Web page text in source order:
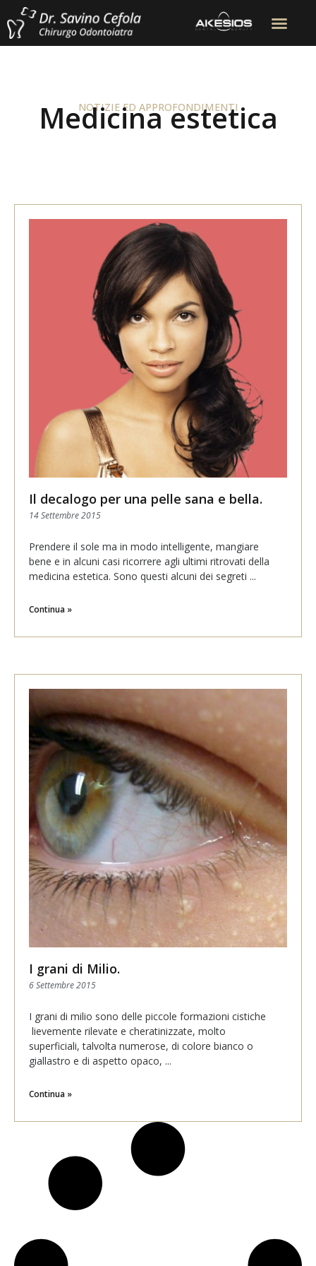
NOTIZIE ED APPROFONDIMENTI
Medicina estetica
Il decalogo per una pelle sana e bella.
14 Settembre 2015
Prendere il sole ma in modo intelligente, mangiare
bene e in alcuni casi ricorrere agli ultimi ritrovati della
medicina estetica. Sono questi alcuni dei segreti
Continua »
I grani di Milio.
6 Settembre 2015
I grani di milio sono delle piccole formazioni cistiche
lievemente rilevate e cheratinizzate, molto
superficiali, talvolta numerose, di colore bianco o
giallastro e di aspetto opaco,
Continua »